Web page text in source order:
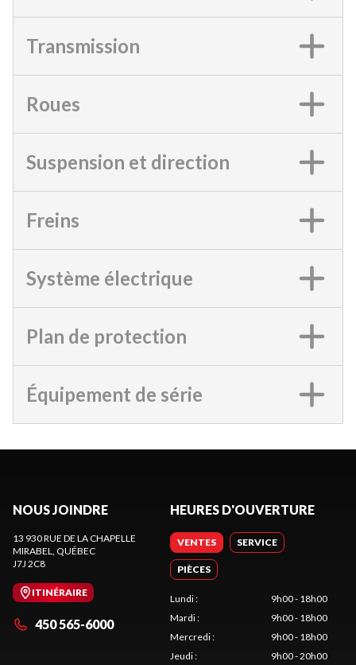
Transmission
Roues
Suspension et direction
Freins
Système électrique
Plan de protection
Équipement de série
NOUS JOINDRE
13 930 RUE DE LA CHAPELLE
MIRABEL
, QUÉBEC
J7J 2C8
ITINÉRAIRE
450 565-6000
HEURES D'OUVERTURE
VENTES SERVICE
PIÈCES
Lundi:
9h00 - 18h00
Mardi:
9h00 - 18h00
Mercredi:
9h00 - 18h00
Jeudi: 9h00 - 20h00